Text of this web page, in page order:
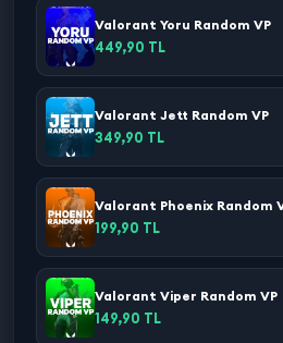
Valorant Yoru Random VP
449,90 TL
Valorant Jett Random VP
349,90 TL
Valorant Phoenix Random
199,90 TL
Valorant Viper Random VP
149,90 TL